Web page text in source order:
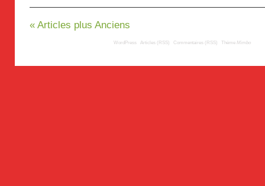
« Articles plus Anciens
WordPress Articles (RSS) Commentaires (RSS) Thème Mimbo